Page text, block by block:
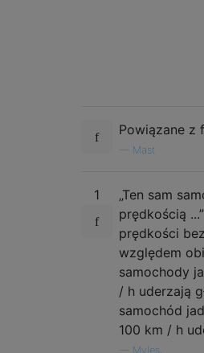
Powiązane z
Mast
1
„Ten sam
prędkością
prędkości
względem
samochody
/ h uderzają
samochód
100 km / h
Myles,